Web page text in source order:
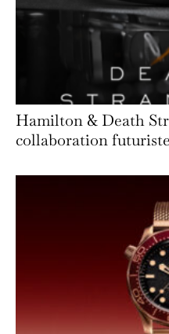
Hamilton & Death
collaboration futuriste